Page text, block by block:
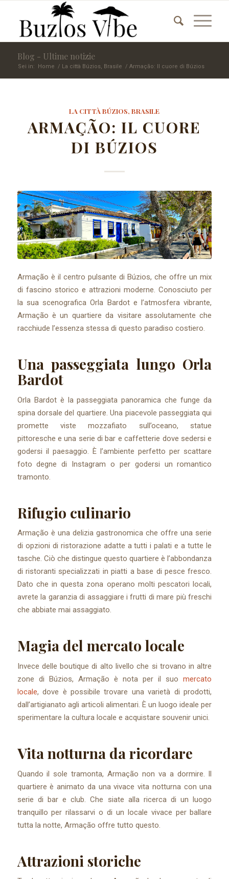
Blog - Ultime notizie
Sei in: Home / La città Búzios, Brasile / Armação: Il cuore di Búzios
LA CITTÀ BÚZIOS, BRASILE
ARMAÇÃO: IL CUORE
DI BÚZIOS
Armação è il centro pulsante di Búzios, che offre un mix
di fascino storico e attrazioni moderne. Conosciuto per
la sua scenografica Orla Bardot e l’atmosfera vibrante,
Armação è un quartiere da visitare assolutamente che
racchiude l’essenza stessa di questo paradiso costiero.
Una passeggiata lungo Orla
Bardot
Orla Bardot è la passeggiata panoramica che funge da
spina dorsale del quartiere. Una piacevole passeggiata qui
promette viste mozzafiato sull’oceano, statue
pittoresche e una serie di bar e caffetterie dove sedersi e
godersi il paesaggio. È l’ambiente perfetto per scattare
foto degne di Instagram o per godersi un romantico
tramonto.
Rifugio culinario
Armação è una delizia gastronomica che offre una serie
di opzioni di ristorazione adatte a tutti i palati e a tutte le
tasche. Ciò che distingue questo quartiere è l’abbondanza
di ristoranti specializzati in piatti a base di pesce fresco.
Dato che in questa zona operano molti pescatori locali,
avrete la garanzia di assaggiare i frutti di mare più freschi
che abbiate mai assaggiato.
Magia del mercato locale
Invece delle boutique di alto livello che si trovano in altre
zone di Búzios, Armação è nota per il suomercato
locale, dove è possibile trovare una varietà di prodotti,
dall’artigianato agli articoli alimentari. È un luogo ideale per
sperimentare la cultura locale e acquistare souvenir unici.
Vita notturna da ricordare
Quando il sole tramonta, Armação non va a dormire. Il
quartiere è animato da una vivace vita notturna con una
serie di bar e club. Che siate alla ricerca di un luogo
tranquillo per rilassarvi o di un locale vivace per ballare
tutta la notte, Armação offre tutto questo.
Attrazioni storiche